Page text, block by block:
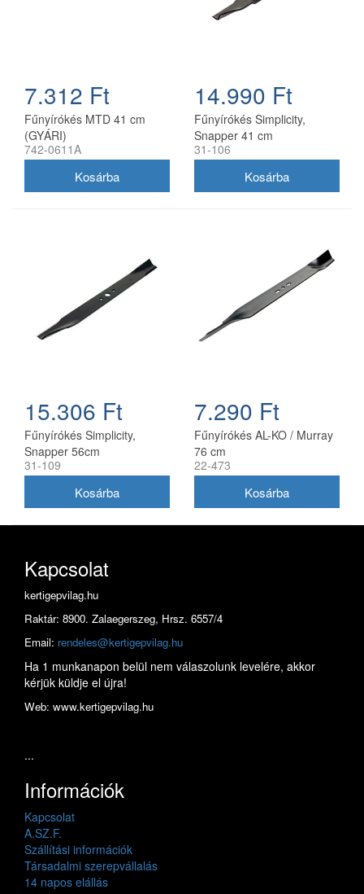
7.312 Ft
Fűnyírókés MTD 41 cm
(GYÁRI)
742-0611A
14.990 Ft
Fűnyírókés Simplicity,
Snapper 41 cm
(1704856SM)
31-106
15.306 Ft
Fűnyírókés Simplicity,
Snapper 56cm
(1716695ASM)
31-109
7.290 Ft
Fűnyírókés AL-KO / Murray
76 cm
22-473
Kapcsolat
kertigepvilag.hu
Raktár: 8900. Zalaegerszeg, Hrsz. 6557/4
Email: rendeles@kertigepvilag.hu
Ha 1 munkanapon belül nem válaszolunk levelére, akkor
kérjük küldje el újra!
Web: www.kertigepvilag.hu
...
Információk
Kapcsolat
A.SZ.F.
Szállítási információk
Társadalmi szerepvállalás
14 napos elállás